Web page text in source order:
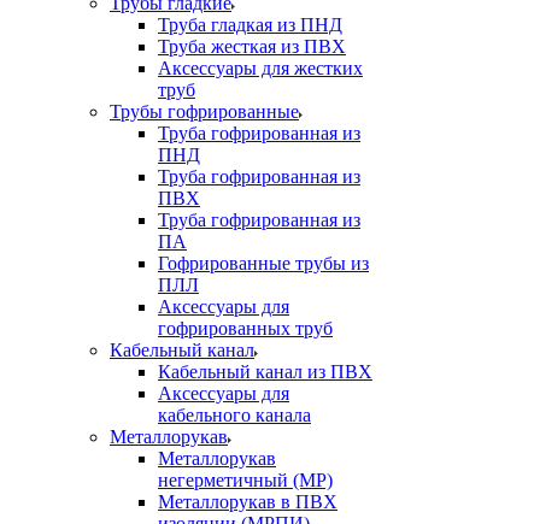
Труба гладкая из ПНД
Труба жесткая из ПВХ
Аксессуары для жестких
труб
Трубы гофрированные
Труба гофрированная из
ПНД
Труба гофрированная из
ПВХ
Труба гофрированная из
ПА
Гофрированные трубы из
ПЛЛ
Аксессуары для
гофрированных труб
Кабельный канал
Кабельный канал из ПВХ
Аксессуары для
кабельного канала
Металлорукав
Металлорукав
негерметичный (МР)
Металлорукав в ПВХ